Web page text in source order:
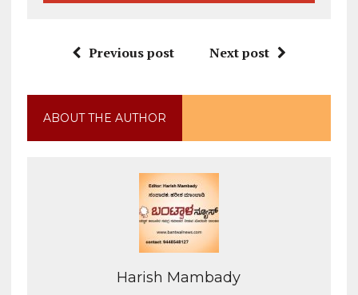
Previous post Next post
ABOUT THE AUTHOR
Harish Mambady